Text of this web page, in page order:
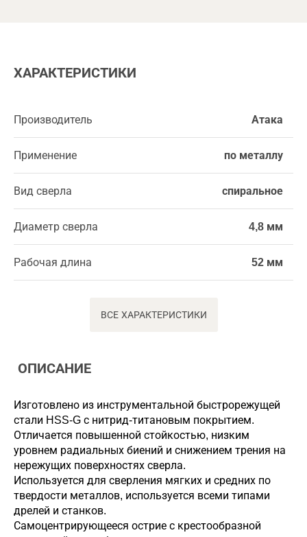
ХАРАКТЕРИСТИКИ
Производитель Атака
Применение по металлу
Вид сверла спиральное
Диаметр сверла 4,8 мм
Рабочая длина 52 мм
ВСЕ ХАРАКТЕРИСТИКИ
ОПИСАНИЕ
Изготовлено из инструментальной быстрорежущей
стали HSS-G с нитрид-титановым покрытием.
Отличается повышенной стойкостью, низким
уровнем радиальных биений и снижением трения на
нережущих поверхностях сверла.
Используется для сверления мягких и средних по
твердости металлов, используется всеми типами
дрелей и станков.
Самоцентрирующееся острие с крестообразной